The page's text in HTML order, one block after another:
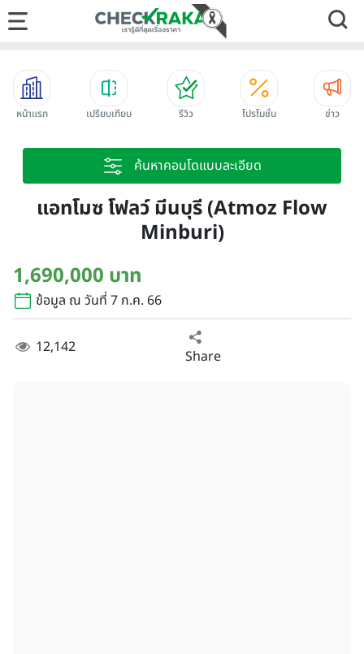
หน้าแรก เปรียบเทียบ รีวิว โปรโมชั่น ข่าว
ค้นหาคอนโดแบบละเอียด
แอทโมซ โฟลว์ มีนบุรี (Atmoz Flow
Minburi)
1,690,000 บาท
ข้อมูล ณ วันที่ 7 ก.ค. 66
12,142 Share